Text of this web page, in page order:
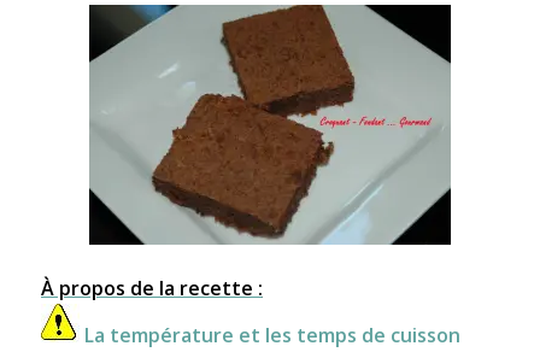
À propos de la recette :
La température et les temps de cuisson